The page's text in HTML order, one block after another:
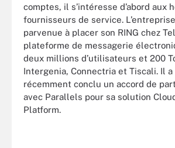
comptes, il s’intéresse d’abord aux
fournisseurs de service.
parvenue à placer son RING chez
plateforme de messagerie
deux millions d’utilisateurs et 200
Intergenia, Connectria et Tiscali. Il a
récemment conclu un accord de
avec Parallels pour sa solution
Platform.